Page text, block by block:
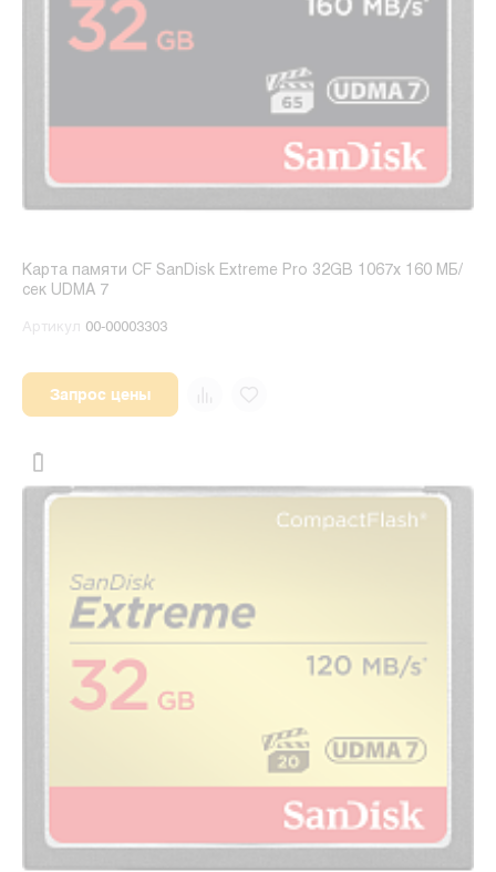
Карта памяти CF SanDisk Extreme Pro 32GB 1067x 160 МБ/
сек UDMA 7
Артикул 00-00003303
Запрос цены